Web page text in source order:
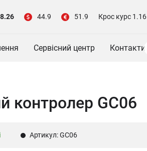
44.9 51.9 Крос курс 1.16
Сервісний центр Контакти
контролер GC06
Артикул: GC06